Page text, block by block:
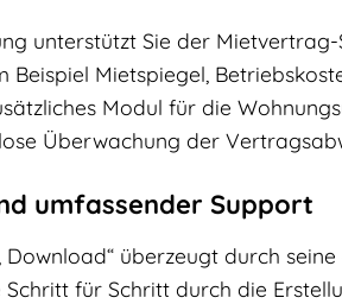
unterstützt Sie der
Beispiel Mietspiegel,
Modul für die
Überwachung der
umfassender Support
Download“ überzeugt durch
für Schritt durch die